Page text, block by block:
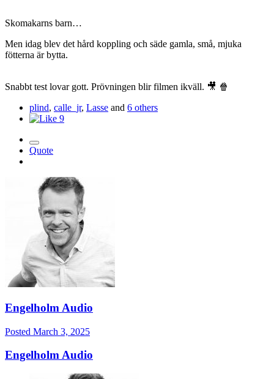
Skomakarns barn…
Men idag blev det hård koppling och säde gamla, små, mjuka
fötterna är bytta.
Snabbt test lovar gott. Prövningen blir filmen ikväll. 🎥 🍿
plind, calle_jr, Lasse and 6 others
9
Quote
Engelholm Audio
Posted March 3, 2025
Engelholm Audio